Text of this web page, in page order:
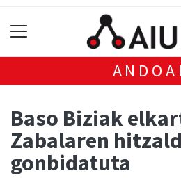
Baso Biziak
Zabalaren
gonbidatuta